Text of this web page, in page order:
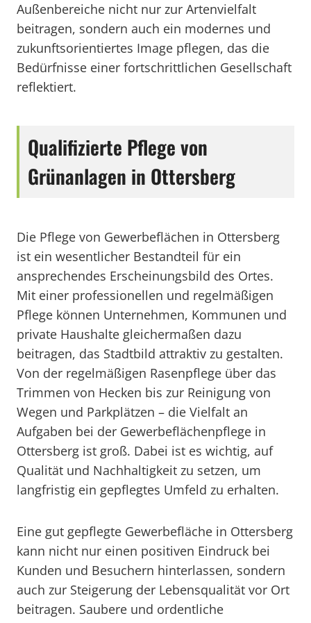
Außenbereiche nicht nur zur Artenvielfalt
beitragen, sondern auch ein modernes und
zukunftsorientiertes Image pflegen, das die
Bedürfnisse einer fortschrittlichen Gesellschaft
reflektiert.
Qualifizierte Pflege von
Grünanlagen in Ottersberg
Die Pflege von Gewerbeflächen in Ottersberg
ist ein wesentlicher Bestandteil für ein
ansprechendes Erscheinungsbild des Ortes.
Mit einer professionellen und regelmäßigen
Pflege können Unternehmen, Kommunen und
private Haushalte gleichermaßen dazu
beitragen, das Stadtbild attraktiv zu gestalten.
Von der regelmäßigen Rasenpflege über das
Trimmen von Hecken bis zur Reinigung von
Wegen und Parkplätzen – die Vielfalt an
Aufgaben bei der Gewerbeflächenpflege in
Ottersberg ist groß. Dabei ist es wichtig, auf
Qualität und Nachhaltigkeit zu setzen, um
langfristig ein gepflegtes Umfeld zu erhalten.
Eine gut gepflegte Gewerbefläche in Ottersberg
kann nicht nur einen positiven Eindruck bei
Kunden und Besuchern hinterlassen, sondern
auch zur Steigerung der Lebensqualität vor Ort
beitragen. Saubere und ordentliche